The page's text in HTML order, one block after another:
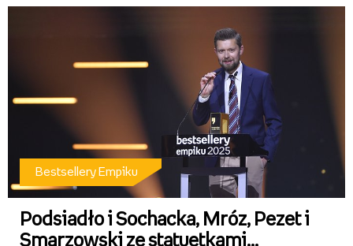
Bestsellery Empiku
Podsiadło i Sochacka, Mróz, Pezet i
Smarzowski ze statuetkami